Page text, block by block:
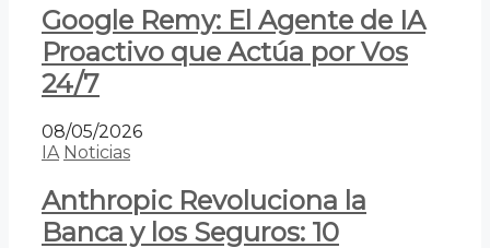
Google Remy: El Agente de IA
Proactivo que Actúa por Vos
24/7
08/05/2026
IA Noticias
Anthropic Revoluciona la
Banca y los Seguros: 10